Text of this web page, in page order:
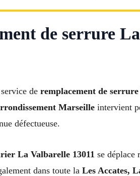
de serrure
de remplacement de
Marseille intervient
défectueuse.
La Valbarelle 13011 se déplace
dans toute la Les Accates,